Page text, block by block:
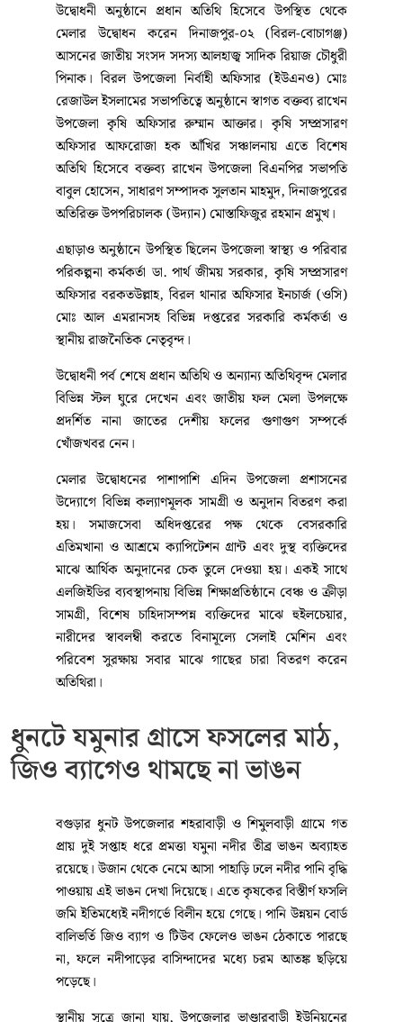
উদ্বোধনী অনুষ্ঠানে প্রধান অতিথি হিসেবে উপস্থিত থেকে
মেলার উদ্বোধন করেন দিনাজপুর-০২ (বিরল-বোচাগঞ্জ)
আসনের জাতীয় সংসদ সদস্য আলহাজ্ব সাদিক রিয়াজ চৌধুরী
পিনাক। বিরল উপজেলা নির্বাহী অফিসার (ইউএনও) মোঃ
রেজাউল ইসলামের সভাপতিত্বে অনুষ্ঠানে স্বাগত বক্তব্য রাখেন
উপজেলা কৃষি অফিসার রুম্মান আক্তার। কৃষি সম্প্রসারণ
অফিসার আফরোজা হক আঁখির সঞ্চালনায় এতে বিশেষ
অতিথি হিসেবে বক্তব্য রাখেন উপজেলা বিএনপির সভাপতি
বাবুল হোসেন, সাধারণ সম্পাদক সুলতান মাহমুদ, দিনাজপুরের
অতিরিক্ত উপপরিচালক (উদ্যান) মোস্তাফিজুর রহমান প্রমুখ।
এছাড়াও অনুষ্ঠানে উপস্থিত ছিলেন উপজেলা স্বাস্থ্য ও পরিবার
পরিকল্পনা কর্মকর্তা ডা. পার্থ জীময় সরকার, কৃষি সম্প্রসারণ
অফিসার বরকতউল্লাহ, বিরল থানার অফিসার ইনচার্জ (ওসি)
মোঃ আল এমরানসহ বিভিন্ন দপ্তরের সরকারি কর্মকর্তা ও
স্থানীয় রাজনৈতিক নেতৃবৃন্দ।
উদ্বোধনী পর্ব শেষে প্রধান অতিথি ও অন্যান্য অতিথিবৃন্দ মেলার
বিভিন্ন স্টল ঘুরে দেখেন এবং জাতীয় ফল মেলা উপলক্ষে
প্রদর্শিত নানা জাতের দেশীয় ফলের গুণাগুণ সম্পর্কে
খোঁজখবর নেন।
মেলার উদ্বোধনের পাশাপাশি এদিন উপজেলা প্রশাসনের
উদ্যোগে বিভিন্ন কল্যাণমূলক সামগ্রী ও অনুদান বিতরণ করা
হয়। সমাজসেবা অধিদপ্তরের পক্ষ থেকে বেসরকারি
এতিমখানা ও আশ্রমে ক্যাপিটেশন গ্রান্ট এবং দুস্থ ব্যক্তিদের
মাঝে আর্থিক অনুদানের চেক তুলে দেওয়া হয়। একই সাথে
এলজিইডির ব্যবস্থাপনায় বিভিন্ন শিক্ষাপ্রতিষ্ঠানে বেঞ্চ ও ক্রীড়া
সামগ্রী, বিশেষ চাহিদাসম্পন্ন ব্যক্তিদের মাঝে হুইলচেয়ার,
নারীদের স্বাবলম্বী করতে বিনামূল্যে সেলাই মেশিন এবং
পরিবেশ সুরক্ষায় সবার মাঝে গাছের চারা বিতরণ করেন
অতিথিরা।
ধুনটে যমুনার গ্রাসে ফসলের মাঠ,
জিও ব্যাগেও থামছে না ভাঙন